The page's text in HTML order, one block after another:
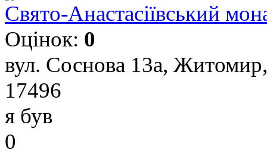
Свято-Анастасіївський
Оцінок: 0
вул. Соснова 13а,
17496
я був
0